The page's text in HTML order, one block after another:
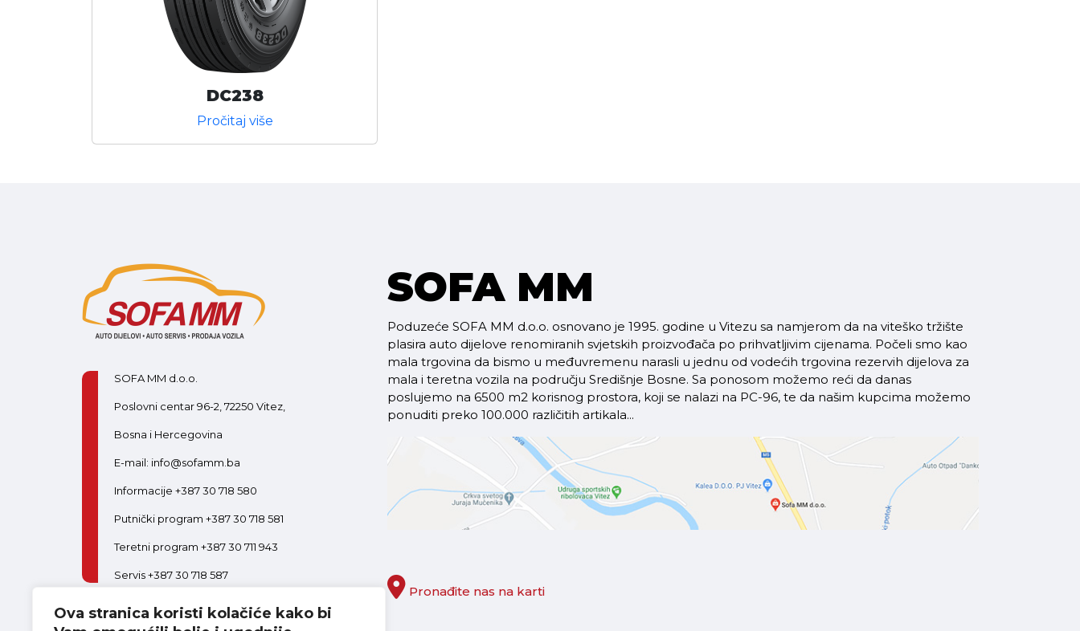
Ova stranica koristi kolačiće kako bi
DC238
Pročitaj više
SOFA MM d.o.o.
Poslovni centar 96-2, 72250 Vitez,
Bosna i Hercegovina
E-mail: info@sofamm.ba
Informacije +387 30 718 580
Putnički program +387 30 718 581
Teretni program +387 30 711 943
Servis +387 30 718 587
PON-PET:08:00-16:30SUB:08:00-14:00
SOFA MM
Poduzeće SOFA MM d.o.o. osnovano je 1995. godine u Vitezu sa namjerom da na viteško tržište
plasira auto dijelove renomiranih svjetskih proizvođača po prihvatljivim cijenama. Počeli smo kao
mala trgovina da bismo u međuvremenu narasli u jednu od vodećih trgovina rezervih dijelova za
mala i teretna vozila na području Središnje Bosne. Sa ponosom možemo reći da danas
poslujemo na 6500 m2 korisnog prostora, koji se nalazi na PC-96, te da našim kupcima možemo
ponuditi preko 100.000 različitih artikala...
Pronađite nas na karti